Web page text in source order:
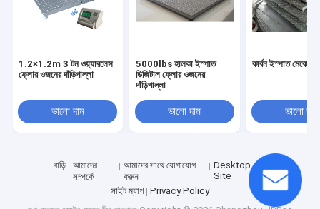
1.2×1.2m 3 টন ওয়্যারলেস
ফ্লোর ওজনের দাঁড়িপাল্লা
ভালো দাম
5000lbs হালকা ইস্পাত
ডিজিটাল ফ্লোর ওজনের
দাঁড়িপাল্লা
ভালো দাম
কার্বন ইস্পাত মেঝে
ভালো দাম
বাড়ি
আমাদের
সম্পর্কে
আমাদের সাথে যোগাযোগ
করুন
Desktop
Site
সাইট ম্যাপ
Privacy Policy